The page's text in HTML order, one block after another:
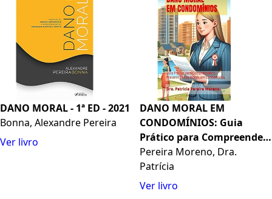
DANO MORAL - 1ª ED - 2021
Bonna, Alexandre Pereira
Ver livro
DANO MORAL EM
CONDOMÍNIOS: Guia
Prático para Compreender
e Prevenir Danos Morais
em Condomínios
(Portuguese Edition)
Pereira Moreno, Dra.
Patrícia
Ver livro